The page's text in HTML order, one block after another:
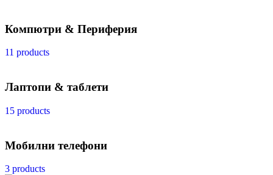
Компютри & Периферия
11 products
Лаптопи & таблети
15 products
Мобилни телефони
3 products